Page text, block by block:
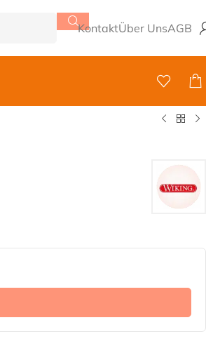
KontaktÜber UnsAGB